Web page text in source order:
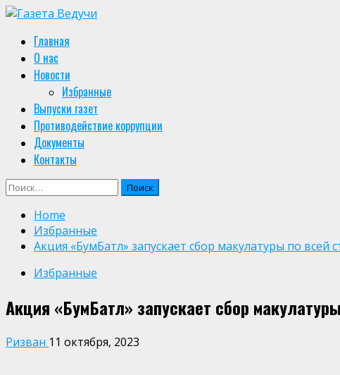
Skip
content
Primary
Menu
Главная
О нас
Новости
Избранные
Выпуски газет
Противодействие коррупции
Документы
Контакты
Найти:
Home
Избранные
Акция «БумБатл» запускает сбор макулатуры по всей
Избранные
Акция «БумБатл» запускает сбор
Ризван 11 октября, 2023